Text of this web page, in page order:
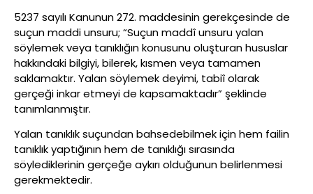
5237 sayılı Kanunun 272. maddesinin gerekçesinde de
suçun maddi unsuru; “Suçun maddî unsuru yalan
söylemek veya tanıklığın konusunu oluşturan hususlar
hakkındaki bilgiyi, bilerek, kısmen veya tamamen
saklamaktır. Yalan söylemek deyimi, tabiî olarak
gerçeği inkar etmeyi de kapsamaktadır” şeklinde
tanımlanmıştır.
Yalan tanıklık suçundan bahsedebilmek için hem failin
tanıklık yaptığının hem de tanıklığı sırasında
söylediklerinin gerçeğe aykırı olduğunun belirlenmesi
gerekmektedir.